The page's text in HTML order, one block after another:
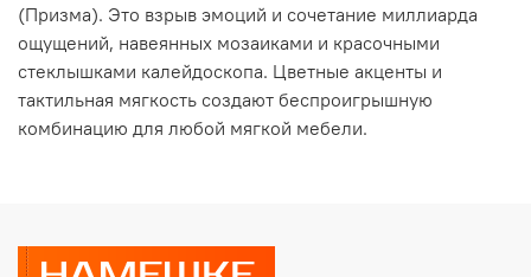
(Призма). Это взрыв эмоций и сочетание миллиарда
ощущений, навеянных мозаиками и красочными
стеклышками калейдоскопа. Цветные акценты и
тактильная мягкость создают беспроигрышную
комбинацию для любой мягкой мебели.